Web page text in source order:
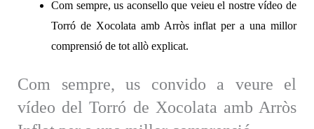
Com sempre, us aconsello que veieu el nostre vídeo de
Torró de Xocolata amb Arròs inflat per a una millor
comprensió de tot allò explicat.
Com sempre, us convido a veure el
vídeo del Torró de Xocolata amb Arròs